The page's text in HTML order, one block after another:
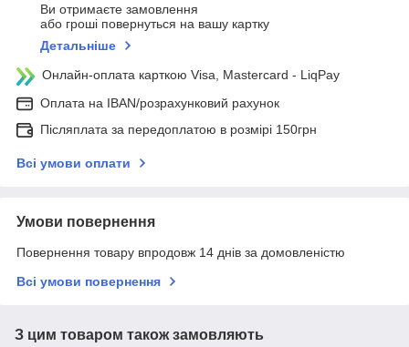
Ви отримаєте замовлення
або гроші повернуться на вашу картку
Детальніше
Онлайн-оплата карткою Visa, Mastercard - LiqPay
Оплата на IBAN/розрахунковий рахунок
Післяплата за передоплатою в розмірі 150грн
Всі умови оплати
Умови повернення
Повернення товару впродовж 14 днів за домовленістю
Всі умови повернення
З цим товаром також замовляють